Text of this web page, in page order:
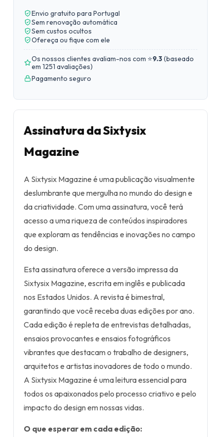
Envio gratuito para Portugal
Sem renovação automática
Sem custos ocultos
Ofereça ou fique com ele
Os nossos clientes avaliam-nos com ⭐9.3(baseado
em 1251 avaliações)
Pagamento seguro
Assinatura da Sixtysix
Magazine
A Sixtysix Magazine é uma publicação visualmente
deslumbrante que mergulha no mundo do design e
da criatividade. Com uma assinatura, você terá
acesso a uma riqueza de conteúdos inspiradores
que exploram as tendências e inovações no campo
do design.
Esta assinatura oferece a versão impressa da
Sixtysix Magazine, escrita em inglês e publicada
nos Estados Unidos. A revista é bimestral,
garantindo que você receba duas edições por ano.
Cada edição é repleta de entrevistas detalhadas,
ensaios provocantes e ensaios fotográficos
vibrantes que destacam o trabalho de designers,
arquitetos e artistas inovadores de todo o mundo.
A Sixtysix Magazine é uma leitura essencial para
todos os apaixonados pelo processo criativo e pelo
impacto do design em nossas vidas.
O que esperar em cada edição: